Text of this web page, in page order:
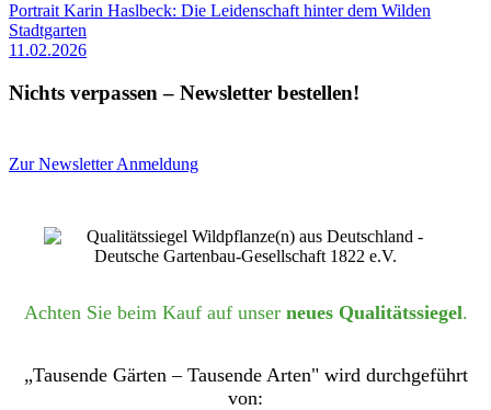
Portrait Karin Haslbeck: Die Leidenschaft hinter dem Wilden
Stadtgarten
11.02.2026
Nichts verpassen – Newsletter bestellen!
Zur Newsletter Anmeldung
Achten Sie beim Kauf auf unser neues Qualitätssiegel.
„Tausende Gärten – Tausende Arten" wird durchgeführt
von: